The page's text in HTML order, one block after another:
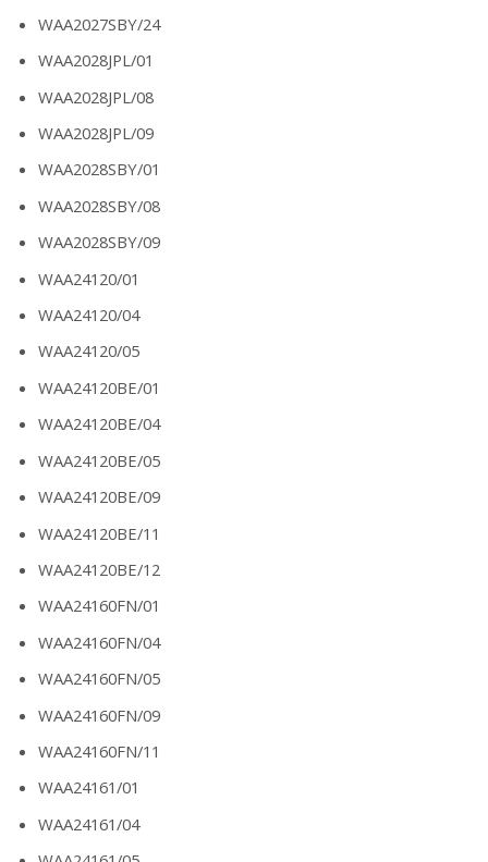
WAA2027SBY/24
WAA2028JPL/01
WAA2028JPL/08
WAA2028JPL/09
WAA2028SBY/01
WAA2028SBY/08
WAA2028SBY/09
WAA24120/01
WAA24120/04
WAA24120/05
WAA24120BE/01
WAA24120BE/04
WAA24120BE/05
WAA24120BE/09
WAA24120BE/11
WAA24120BE/12
WAA24160FN/01
WAA24160FN/04
WAA24160FN/05
WAA24160FN/09
WAA24160FN/11
WAA24161/01
WAA24161/04